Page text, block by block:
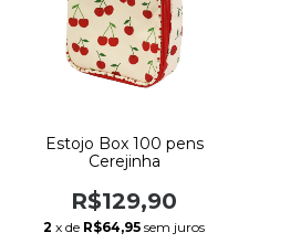
Estojo Box 100 pens
Cerejinha
R$129,90
2 x de R$64,95 sem juros